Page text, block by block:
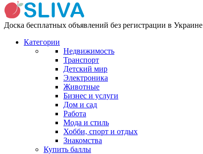
Доска бесплатных объявлений без регистрации в Украине
Категории
Недвижимость
Транспорт
Детский мир
Электроника
Животные
Бизнес и услуги
Дом и сад
Работа
Мода и стиль
Хобби, спорт и отдых
Знакомства
Купить баллы